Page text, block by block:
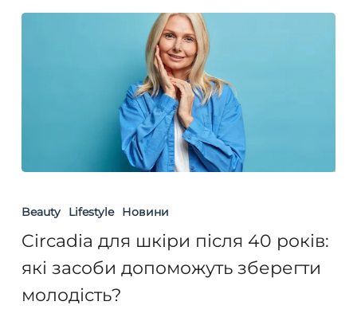
для
після
40
років:
Beauty Lifestyle Новини
Circadia для шкіри після 40 років:
які засоби допоможуть зберегти
молодість?